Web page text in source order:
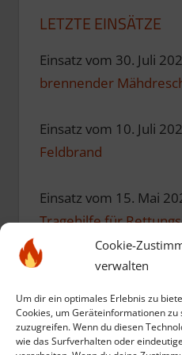
Cookie-
verwalten
Um dir ein optimales Erlebnis zu
Cookies, um Geräteinformationen
zuzugreifen. Wenn du diesen
wie das Surfverhalten oder
LETZTE EINSÄTZE
Einsatz vom 30. Juli
brennender
Einsatz vom 10. Juli
Feldbrand
Einsatz vom 15. Mai
Tragehilfe für
Einsatz vom 10. Mai
Einsatz vom 12. März